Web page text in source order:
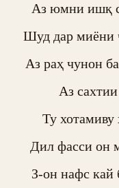
Аз юмни ишқ
Шуд дар миёни
Аз раҳ чунон
Аз
Ту хотамиву
Дил фасси он
З-он нафс кай